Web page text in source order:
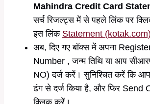
Mahindra Credit Card Sta
सर्च रिजल्ट्स में से पहले लिंक पर
इस लिंक Statement (kotak.com)
अब, दिए गए बॉक्स में अपना
Number , जन्म तिथि या आप
NO) दर्ज करें। सुनिश्चित करें कि
ढंग से दर्ज किया है, और फिर Send
क्लिक करें।